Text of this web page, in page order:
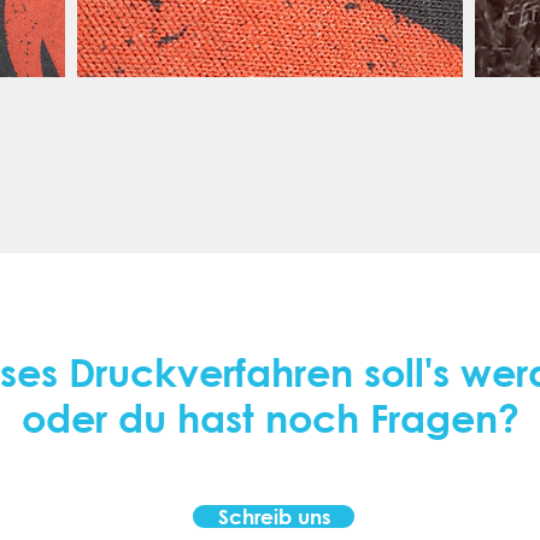
Druckverfahren soll's
oder du hast noch Fragen?
Schreib uns